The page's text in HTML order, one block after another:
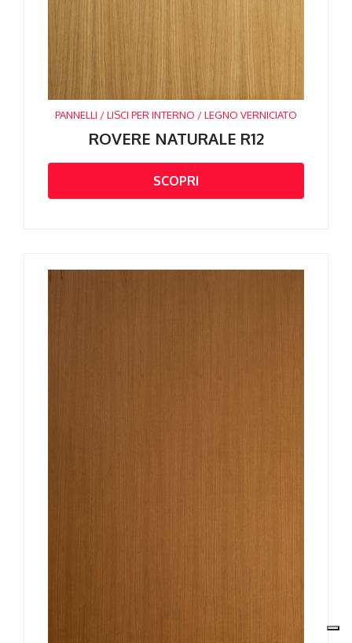
PANNELLI / LISCI PER INTERNO / LEGNO VERNICIATO
ROVERE NATURALE R12
SCOPRI